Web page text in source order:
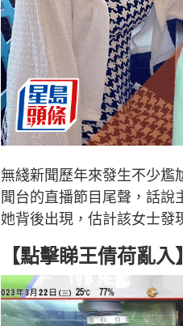
無綫新聞歷年來發生不少尷
聞台的直播節目尾聲，話
她背後出現，估計該女士發
【點擊睇王倩荷亂入